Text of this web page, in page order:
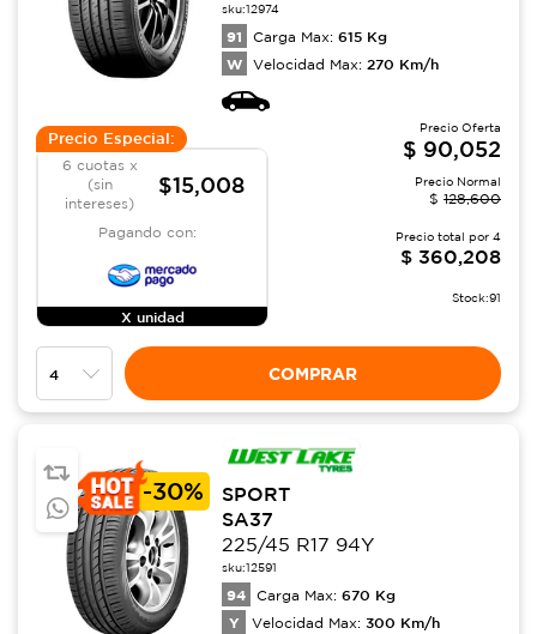
sku:12974
91 Carga Max: 615 Kg
W Velocidad Max: 270 Km/h
Precio Especial:
6 cuotas x
(sin
intereses)
$15,008
Pagando con:
X unidad
Precio Oferta
$ 90,052
Precio Normal
$ 128,600
Precio total por 4
$ 360,208
Stock:91
COMPRAR
-30%
SPORT
SA37
225/45 R17 94Y
sku:12591
94 Carga Max: 670 Kg
Y Velocidad Max: 300 Km/h